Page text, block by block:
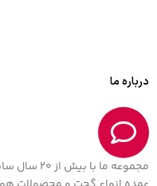
درباره ما
مجموعه ما